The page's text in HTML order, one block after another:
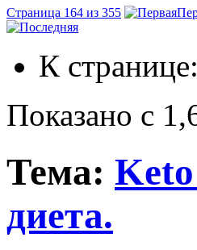
Страница 164 из 355
К странице:
Показано с
Тема:
диета.